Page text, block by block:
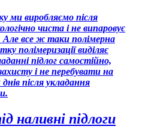
ми виробляємо після
чиста і не випаровує
Але все ж таки полімерна
полімеризації виділяє
підлог самостійно,
і не перебувати на
після укладання
наливні підлоги